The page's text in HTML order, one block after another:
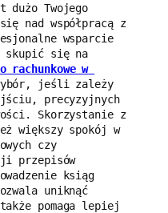
dużo Twojego
nad współpracą z
wsparcie
skupić się na
rachunkowe w
jeśli zależy
precyzyjnych
Skorzystanie z
większy spokój w
czy
przepisów
ksiąg
uniknąć
pomaga lepiej